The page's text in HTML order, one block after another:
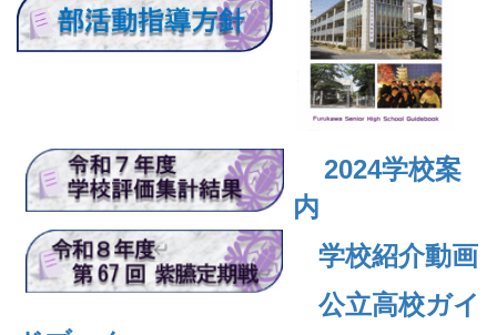
2024学校案
内
学校紹介動画
公立高校ガイ